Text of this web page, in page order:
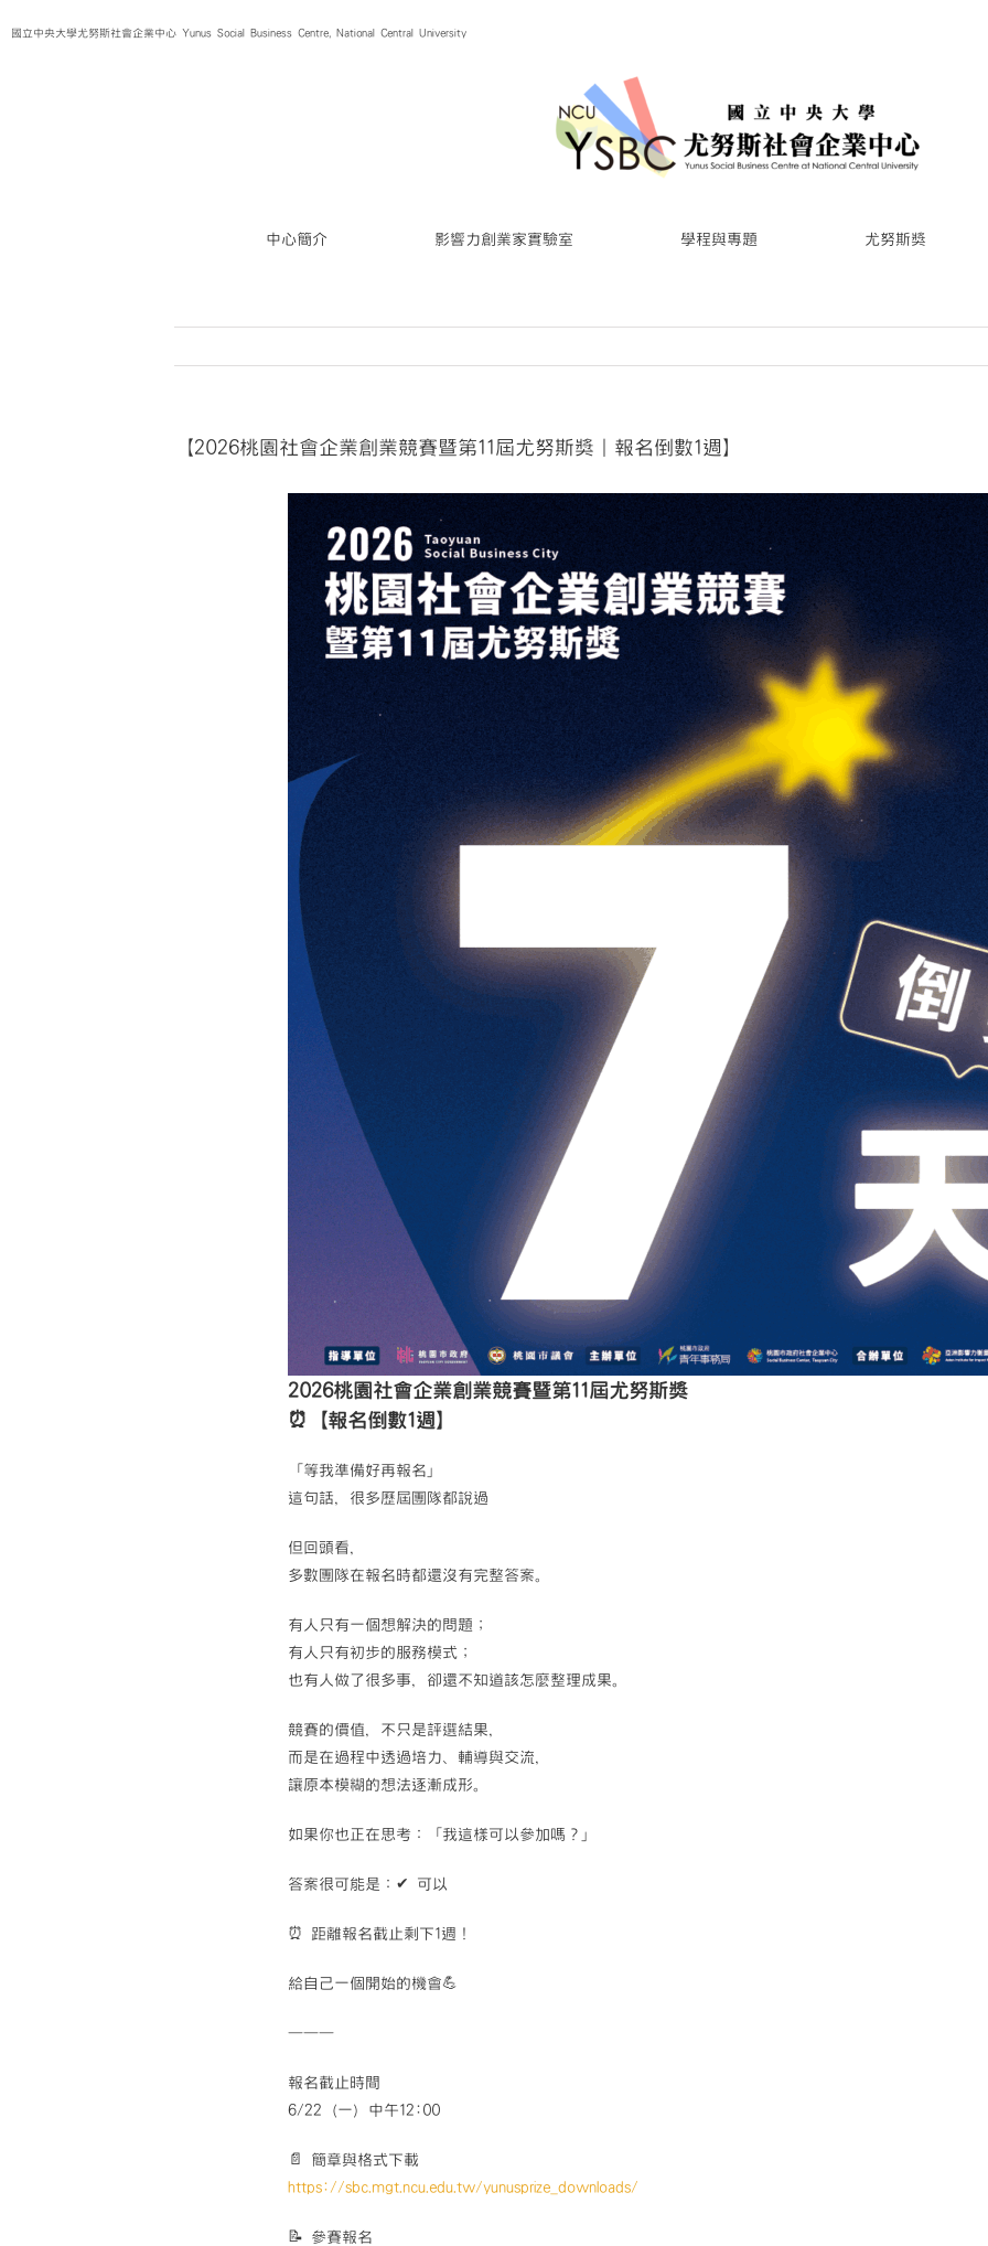
to國立中央大學尤努斯社會企業中心 Yunus Social Business Centre, National Central University
中心簡介 影響力創業家實驗室 學程與專題 尤努斯獎
【2026桃園社會企業創業競賽暨第11屆尤努斯獎｜報名倒數1週】
2026桃園社會企業創業競賽暨第11屆尤努斯獎
⏰【報名倒數1週】
「等我準備好再報名」
這句話，很多歷屆團隊都說過
但回頭看，
多數團隊在報名時都還沒有完整答案。
有人只有一個想解決的問題；
有人只有初步的服務模式；
也有人做了很多事，卻還不知道該怎麼整理成果。
競賽的價值，不只是評選結果，
而是在過程中透過培力、輔導與交流，
讓原本模糊的想法逐漸成形。
如果你也正在思考：「我這樣可以參加嗎？」
答案很可能是：✔ 可以
⏰ 距離報名截止剩下1週！
給自己一個開始的機會💪
———
報名截止時間
6/22（一）中午12:00
📄 簡章與格式下載
https://sbc.mgt.ncu.edu.tw/yunusprize_downloads/
📝 參賽報名